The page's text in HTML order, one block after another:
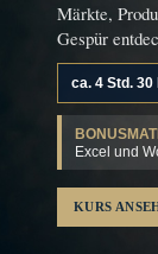
Märkte,
Gespür
ca. 4 Std. 30
Excel und
KURS